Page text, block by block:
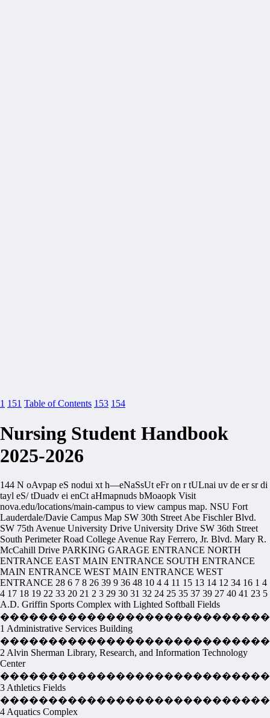
1 151 Table of Contents 153 154
Nursing Student Handbook
2025-2026
144 N oAvpap eS nodui xt h—eNaSsUt eFr on r tULnai uv de er sr di
tayl eS/ tDuadv ei enCt aHmapnuds bMoaopk Visit
nova.edu/locations/main-campus to view campus map. NSU Fort
Lauderdale/Davie Campus Map SW 30th Street Abe Fischler Blvd.
SW 75th Avenue University Drive University Drive SW 36th Street
South Perimeter Road College Avenue Ray Ferrero, Jr. Blvd. Mary R.
McCahill Drive PARKING GARAGE ENTRANCE NORTH
ENTRANCE EAST MAIN ENTRANCE SOUTH ENTRANCE
MAIN ENTRANCE WEST MAIN ENTRANCE WEST
ENTRANCE 28 6 7 8 26 39 9 36 48 10 4 4 11 15 13 14 12 34 16 1 4
4 17 18 19 22 33 20 21 2 3 29 30 31 32 24 25 35 37 39 27 40 41 23 5
A.D. Griffin Sports Complex with Lighted Softball Fields
1 Administrative Services Building
2 Alvin Sherman Library, Research, and Information Technology
Center
3 Athletics Fields
4 Aquatics Complex